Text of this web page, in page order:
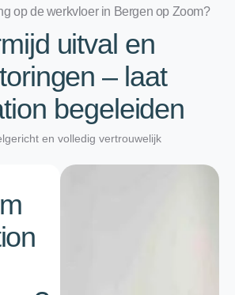
op de werkvloer in Bergen op Zoom?
uitval en
– laat
begeleiden
en volledig vertrouwelijk